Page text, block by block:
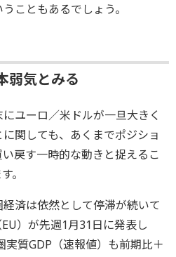
こともあるでしょう。
弱気とみる
ユーロ／米ドルが一旦大きく
関しても、あくまでポジショ
戻す一時的な動きと捉えるこ
。
済は依然として停滞が続いて
）が先週1月31日に発表し
質GDP（速報値）も前期比＋